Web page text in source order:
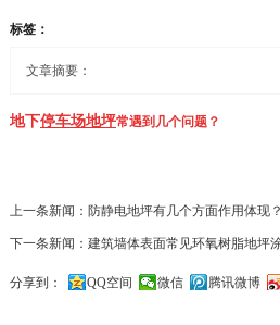
标签：
文章摘要：
地下停车场地坪常遇到几个问题？
题？
上一条新闻：防静电地坪有几个方面作用体现？
下一条新闻：建筑墙体表面常见环氧树脂地坪
分享到： QQ空间 微信 腾讯微博